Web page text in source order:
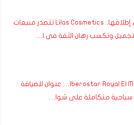
بعد عامين من إطلاقها.. Lilas Cosmetics تتصدر مبيعات
وتكسب رهان الثقة في ا…
فندق Iberostar Royal El Mansour… عنوان للضيافة
سياحية متكاملة على شوا…